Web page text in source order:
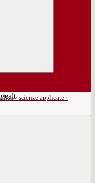
· scienze applicate ·